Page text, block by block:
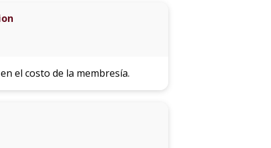
el costo de la membresía.